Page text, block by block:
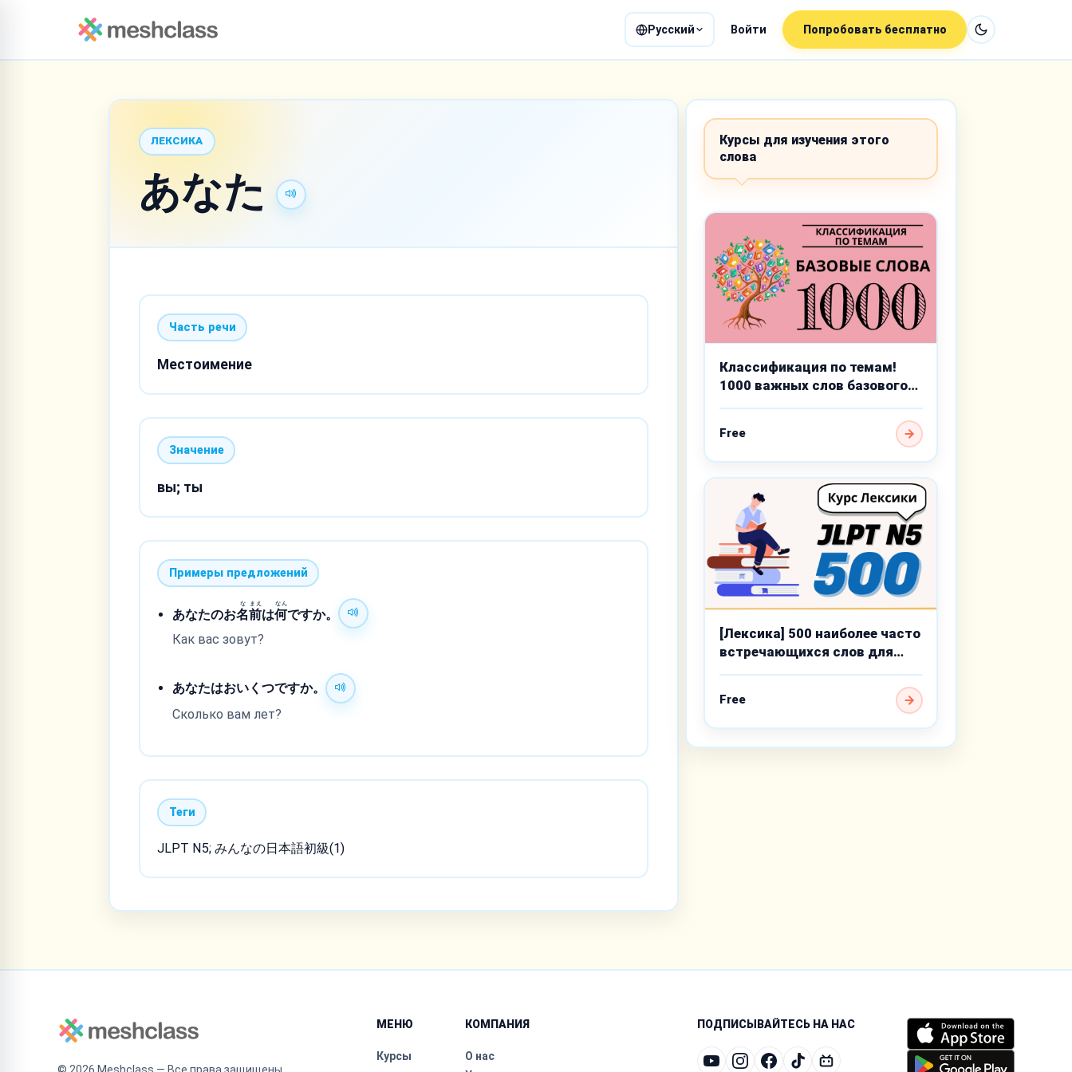
Русский Войти Попробовать бесплатно
ЛЕКСИКА
あなた
Часть речи
Местоимение
Значение
вы; ты
Примеры предложений
あなたのお名
な
前
まえ
は何
なん
ですか。
Как вас зовут?
あなたはおいくつですか。
Сколько вам лет?
Теги
JLPT N5; みんなの日本語初級(1)
Курсы для изучения этого
слова
Классификация по темам!
1000 важных слов базового
уровня
Free
[Лексика] 500 наиболее часто
встречающихся слов для
JLPT N5
Free
МЕНЮ
Курсы
КОМПАНИЯ
О нас
ПОДПИСЫВАЙТЕСЬ НА НАС